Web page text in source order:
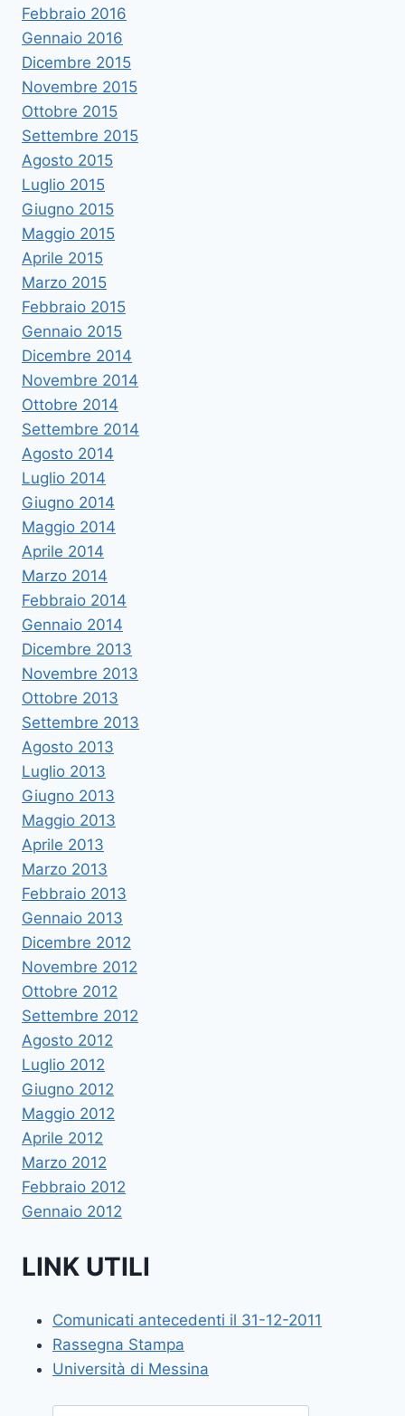
Febbraio 2016
Gennaio 2016
Dicembre 2015
Novembre 2015
Ottobre 2015
Settembre 2015
Agosto 2015
Luglio 2015
Giugno 2015
Maggio 2015
Aprile 2015
Marzo 2015
Febbraio 2015
Gennaio 2015
Dicembre 2014
Novembre 2014
Ottobre 2014
Settembre 2014
Agosto 2014
Luglio 2014
Giugno 2014
Maggio 2014
Aprile 2014
Marzo 2014
Febbraio 2014
Gennaio 2014
Dicembre 2013
Novembre 2013
Ottobre 2013
Settembre 2013
Agosto 2013
Luglio 2013
Giugno 2013
Maggio 2013
Aprile 2013
Marzo 2013
Febbraio 2013
Gennaio 2013
Dicembre 2012
Novembre 2012
Ottobre 2012
Settembre 2012
Agosto 2012
Luglio 2012
Giugno 2012
Maggio 2012
Aprile 2012
Marzo 2012
Febbraio 2012
Gennaio 2012
LINK UTILI
Comunicati antecedenti il 31-12-2011
Rassegna Stampa
Università di Messina